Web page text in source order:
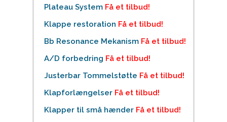
Plateau System Få et tilbud!
Klappe restoration Få et tilbud!
Bb Resonance Mekanism Få et tilbud!
A/D forbedring Få et tilbud!
Justerbar Tommelstøtte Få et tilbud!
Klapforlængelser Få et tilbud!
Klapper til små hænder Få et tilbud!